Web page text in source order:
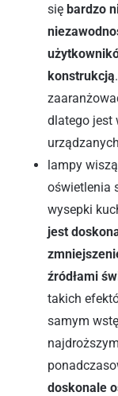
się bardzo
konstrukcją
dlatego jest
lampy
oświetlenia
wysepki
jest
źródłami
takich
samym
doskonale